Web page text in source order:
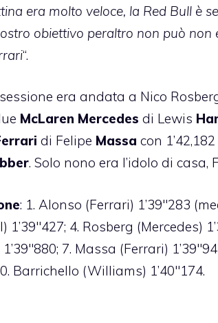
era molto veloce, la Red Bull è
obiettivo peraltro non può
“.
era andata a Nico
McLaren Mercedes di Lewis
di Felipe Massa con
. Solo nono era l’idolo di casa,
: 1. Alonso (Ferrari) 1’39″283
1’39″427; 4. Rosberg (Mercedes)
7. Massa (Ferrari)
Barrichello (Williams) 1’40″174.